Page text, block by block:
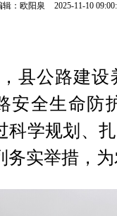
辑：欧阳泉 2025-11-10
县公路建设
安全生命防
科学规划、
务实举措，